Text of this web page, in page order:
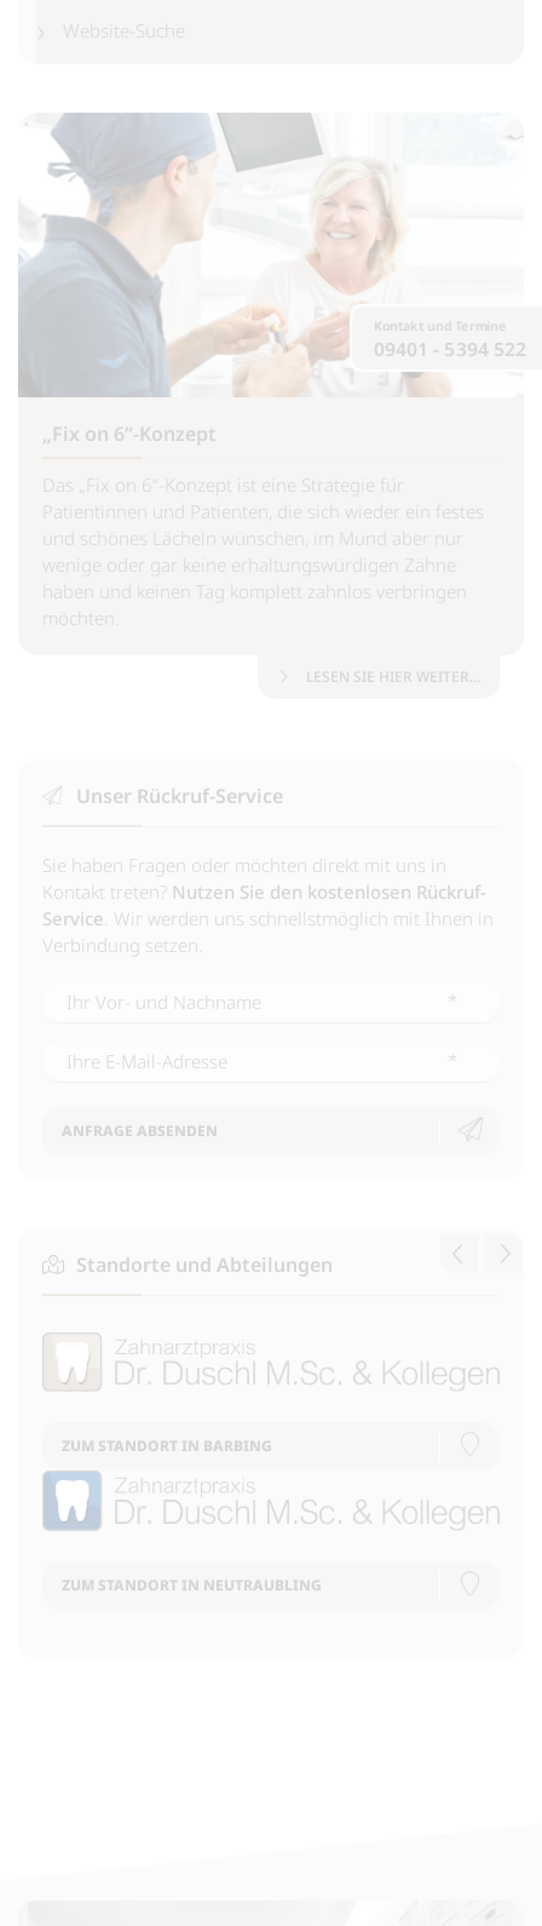
Website-Suche
„Fix on 6“-Konzept
Das „Fix on 6“-Konzept ist eine Strategie für
Patientinnen und Patienten, die sich wieder ein festes
und schönes Lächeln wünschen, im Mund aber nur
wenige oder gar keine erhaltungswürdigen Zähne
haben und keinen Tag komplett zahnlos verbringen
möchten.
LESEN SIE HIER WEITER...
Unser Rückruf-Service
Sie haben Fragen oder möchten direkt mit uns in
Kontakt treten? Nutzen Sie den kostenlosen Rückruf-
Service. Wir werden uns schnellstmöglich mit Ihnen in
Verbindung setzen.
*
*
ANFRAGE ABSENDEN
Standorte und Abteilungen
ZUM STANDORT IN BARBING
ZUM STANDORT IN NEUTRAUBLING
Kontakt und Termine
09401 - 5394 522